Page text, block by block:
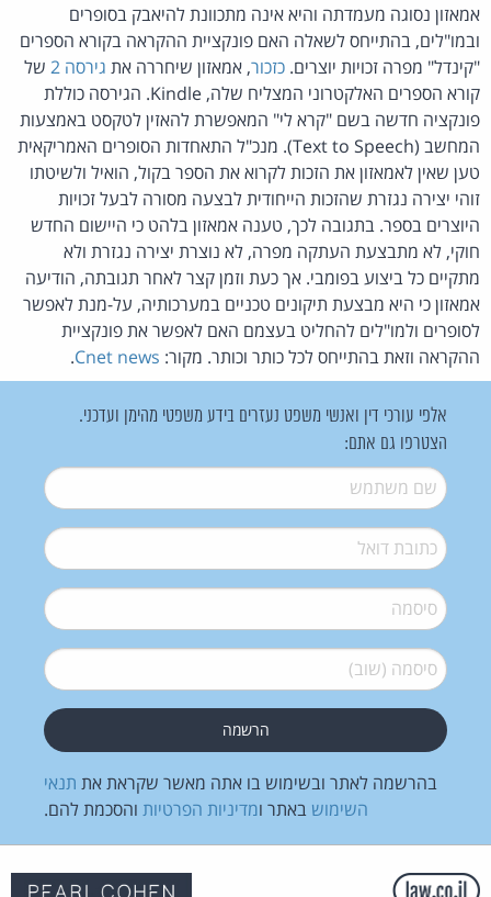
אמאזון נסוגה מעמדתה והיא אינה מתכוונת להיאבק בסופרים
ובמו"לים, בהתייחס לשאלה האם פונקציית ההקראה בקורא הספרים
"קינדל" מפרה זכויות יוצרים. כזכור, אמאזון שיחררה את גירסה 2
של
קורא הספרים האלקטרוני המצליח שלה, Kindle. הגירסה כוללת
פונקציה חדשה בשם "קרא לי" המאפשרת להאזין לטקסט באמצעות
המחשב (Text to Speech). מנכ"ל התאחדות הסופרים האמריקאית
טען שאין לאמאזון את הזכות לקרוא את הספר בקול, הואיל ולשיטתו
זוהי יצירה נגזרת שהזכות הייחודית לבצעה מסורה לבעל זכויות
היוצרים בספר. בתגובה לכך, טענה אמאזון בלהט כי היישום החדש
חוקי, לא מתבצעת העתקה מפרה, לא נוצרת יצירה נגזרת ולא
מתקיים כל ביצוע בפומבי. אך כעת וזמן קצר לאחר תגובתה, הודיעה
אמאזון כי היא מבצעת תיקונים טכניים במערכותיה, על-מנת לאפשר
לסופרים ולמו"לים להחליט בעצמם האם לאפשר את פונקציית
ההקראה וזאת בהתייחס לכל כותר וכותר. מקור: Cnet news
.
אלפי עורכי דין ואנשי משפט נעזרים בידע משפטי מהימן ועדכני.
הצטרפו גם אתם:
שם משתמש*
דואל*
סיסמה*
סיסמה (שוב)*
בהרשמה לאתר ובשימוש בו אתה מאשר שקראת את תנאי
השימוש באתר ומדיניות הפרטיות והסכמת להם.